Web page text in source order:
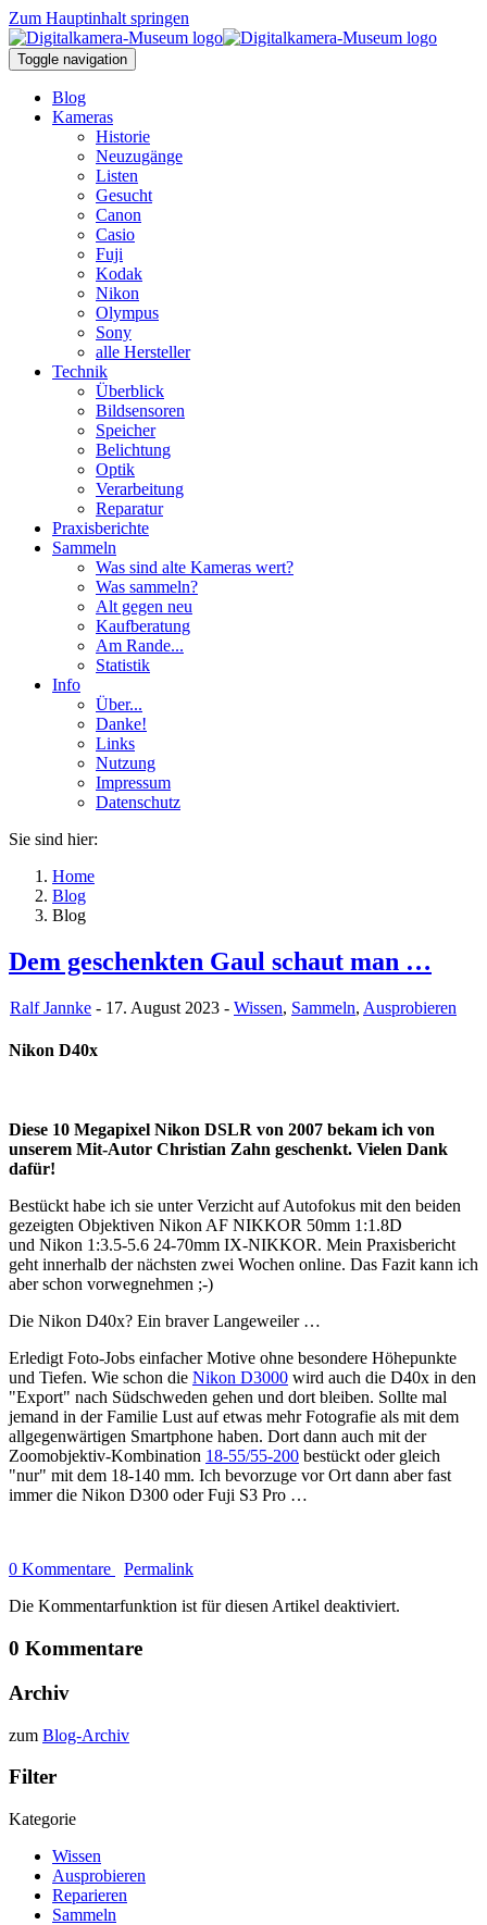
Zum Hauptinhalt springen
Toggle navigation
Blog
Kameras
Historie
Neuzugänge
Listen
Gesucht
Canon
Casio
Fuji
Kodak
Nikon
Olympus
Sony
alle Hersteller
Technik
Überblick
Bildsensoren
Speicher
Belichtung
Optik
Verarbeitung
Reparatur
Praxisberichte
Sammeln
Was sind alte Kameras wert?
Was sammeln?
Alt gegen neu
Kaufberatung
Am Rande...
Statistik
Info
Über...
Danke!
Links
Nutzung
Impressum
Datenschutz
Sie sind hier:
Home
Blog
Blog
Dem geschenkten Gaul schaut man …
Ralf Jannke - 17. August 2023 - Wissen, Sammeln, Ausprobieren
Nikon D40x
Diese 10 Megapixel Nikon DSLR von 2007 bekam ich von
unserem Mit-Autor Christian Zahn geschenkt. Vielen Dank
dafür!
Bestückt habe ich sie unter Verzicht auf Autofokus mit den beiden
gezeigten Objektiven Nikon AF NIKKOR 50mm 1:1.8D
und Nikon 1:3.5-5.6 24-70mm IX-NIKKOR. Mein Praxisbericht
geht innerhalb der nächsten zwei Wochen online. Das Fazit kann ich
aber schon vorwegnehmen ;-)
Die Nikon D40x? Ein braver Langeweiler …
Erledigt Foto-Jobs einfacher Motive ohne besondere Höhepunkte
und Tiefen. Wie schon die Nikon D3000 wird auch die D40x in den
"Export" nach Südschweden gehen und dort bleiben. Sollte mal
jemand in der Familie Lust auf etwas mehr Fotografie als mit dem
allgegenwärtigen Smartphone haben. Dort dann auch mit der
Zoomobjektiv-Kombination 18-55/55-200 bestückt oder gleich
"nur" mit dem 18-140 mm. Ich bevorzuge vor Ort dann aber fast
immer die Nikon D300 oder Fuji S3 Pro …
0 Kommentare
Permalink
Die Kommentarfunktion ist für diesen Artikel deaktiviert.
0 Kommentare
Archiv
zum Blog-Archiv
Filter
Kategorie
Wissen
Ausprobieren
Reparieren
Sammeln